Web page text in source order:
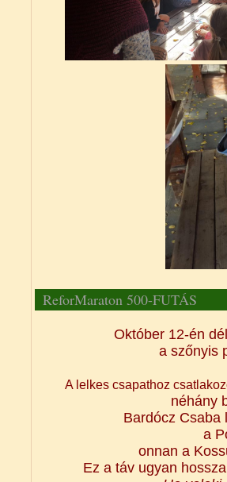
ReforMaraton 500-FUTÁS
Október 12-én
a szőnyis
A lelkes csapathoz
néhány
Bardócz Csaba
a
onnan a
Ez a táv ugyan